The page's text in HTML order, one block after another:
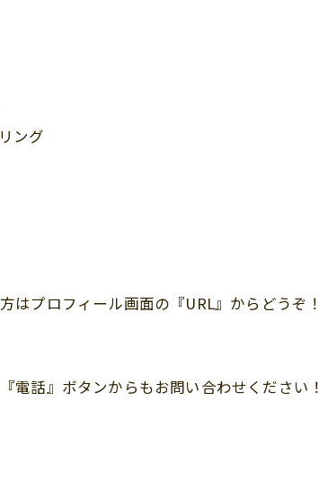
ング
はプロフィール画面の『URL』からどうぞ！
電話』ボタンからもお問い合わせください！